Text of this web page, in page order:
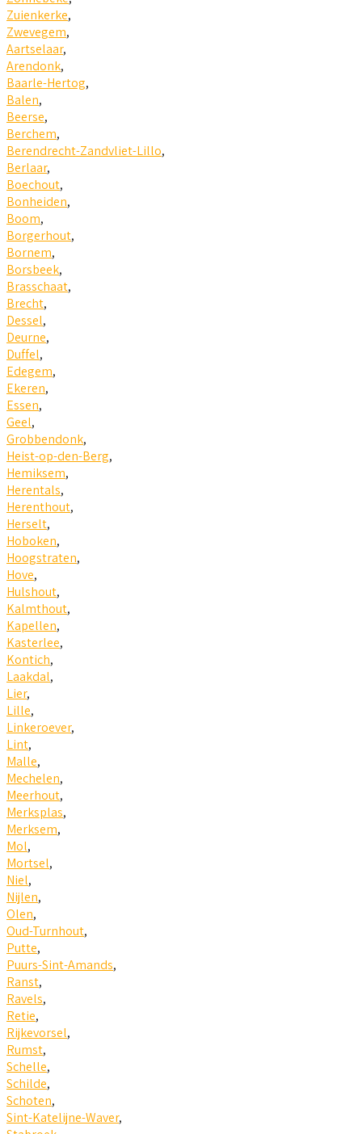
Zuienkerke,
Zwevegem,
Aartselaar,
Arendonk,
Baarle-Hertog,
Balen,
Beerse,
Berchem,
Berendrecht-Zandvliet-Lillo,
Berlaar,
Boechout,
Bonheiden,
Boom,
Borgerhout,
Bornem,
Borsbeek,
Brasschaat,
Brecht,
Dessel,
Deurne,
Duffel,
Edegem,
Ekeren,
Essen,
Geel,
Grobbendonk,
Heist-op-den-Berg,
Hemiksem,
Herentals,
Herenthout,
Herselt,
Hoboken,
Hoogstraten,
Hove,
Hulshout,
Kalmthout,
Kapellen,
Kasterlee,
Kontich,
Laakdal,
Lier,
Lille,
Linkeroever,
Lint,
Malle,
Mechelen,
Meerhout,
Merksplas,
Merksem,
Mol,
Mortsel,
Niel,
Nijlen,
Olen,
Oud-Turnhout,
Putte,
Puurs-Sint-Amands,
Ranst,
Ravels,
Retie,
Rijkevorsel,
Rumst,
Schelle,
Schilde,
Schoten,
Sint-Katelijne-Waver,